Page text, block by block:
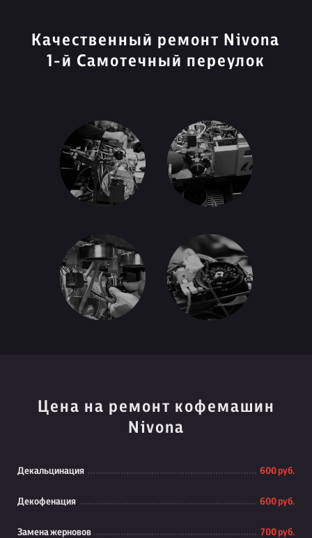
Качественный ремонт Nivona
1-й Самотечный переулок
Цена на ремонт кофемашин
Nivona
Декальцинация 600 руб.
Декофенация 600 руб.
Замена жерновов 700 руб.